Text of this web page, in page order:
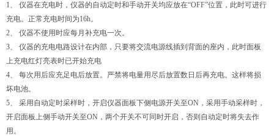
1、 仪器在充电时，仪器的自动定时和手动开关均应放在“OFF”位置，此时可进行
充电。正常充电时间为16h。
2、
仪器不使用时应每月补充电一次。
3、
仪器的充电电路设计在内部，只要将交流电源线插到背面的座内，此时面板
上充电红灯亮表时已开始充电
4、
每次用后应充足电后放置。严禁将电量用尽后放置数日后再充电。这样将损
坏电池。
5、 采用自动定时采样时，开启仪器面板下侧电源开关至ON ，采用手动采样时，
开启面板上侧手动开关至ON ，两个开关不可同时开启，否则自动定时将失去作
用。